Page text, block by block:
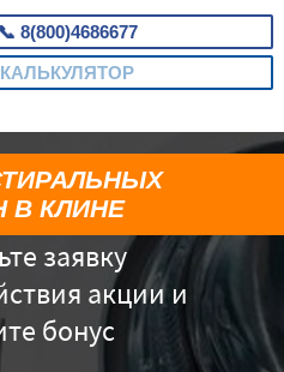
📞 8(800)4686677
КАЛЬКУЛЯТОР
заявку
акции и
бонус
КЛИНЕ